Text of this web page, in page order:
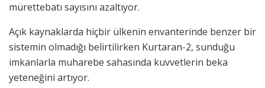
mürettebatı sayısını azaltıyor.
Açık kaynaklarda hiçbir ülkenin envanterinde benzer bir
sistemin olmadığı belirtilirken Kurtaran-2, sunduğu
imkanlarla muharebe sahasında kuvvetlerin beka
yeteneğini artıyor.